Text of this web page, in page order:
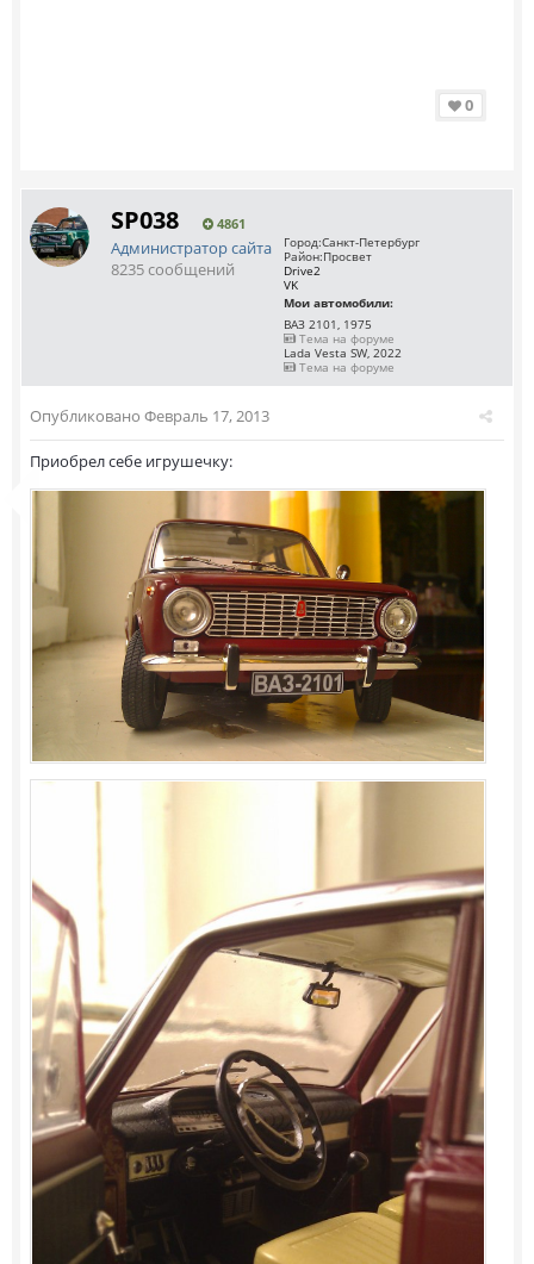
0
SP038 4861
Администратор сайта
8235 сообщений
Город:Санкт-Петербург
Район:Просвет
Drive2
VK
Мои автомобили:
ВАЗ 2101, 1975
Тема на форуме
Lada Vesta SW, 2022
Тема на форуме
Опубликовано Февраль 17, 2013
Приобрел себе игрушечку: